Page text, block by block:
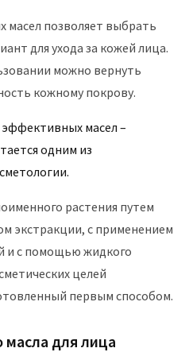
масел позволяет выбрать
для ухода за кожей лица.
можно вернуть
кожному покрову.
масел –
одним из
растения путем
экстракции, с применением
и с помощью жидкого
целей
первым способом.
масла для лица